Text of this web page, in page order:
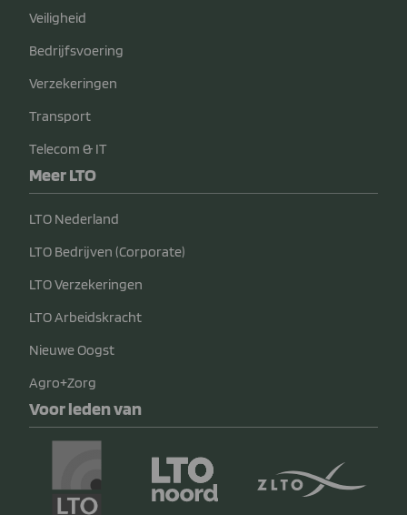
Veiligheid
Bedrijfsvoering
Verzekeringen
Transport
Telecom & IT
Meer LTO
LTO Nederland
LTO Bedrijven (Corporate)
LTO Verzekeringen
LTO Arbeidskracht
Nieuwe Oogst
Agro+Zorg
Voor leden van